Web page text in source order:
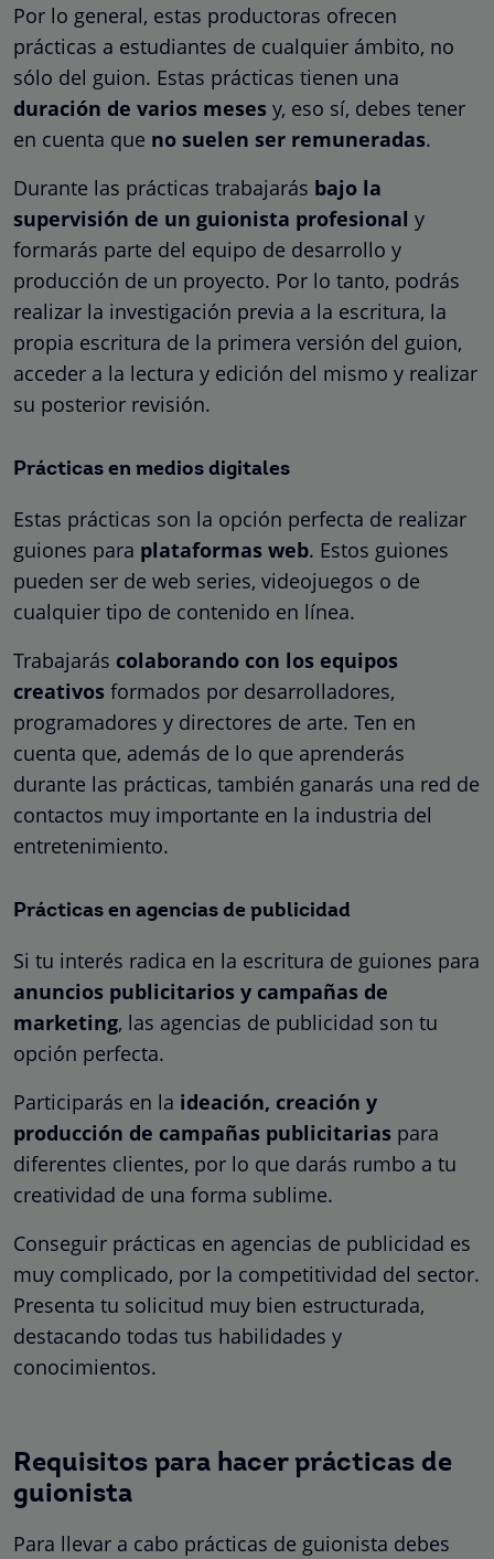
Por lo general, estas productoras ofrecen
prácticas a estudiantes de cualquier ámbito, no
sólo del guion. Estas prácticas tienen una
duración de varios meses y, eso sí, debes tener
en cuenta que no suelen ser remuneradas.
Durante las prácticas trabajarás bajo la
supervisión de un guionista profesional y
formarás parte del equipo de desarrollo y
producción de un proyecto. Por lo tanto, podrás
realizar la investigación previa a la escritura, la
propia escritura de la primera versión del guion,
acceder a la lectura y edición del mismo y realizar
su posterior revisión.
Prácticas en medios digitales
Estas prácticas son la opción perfecta de realizar
guiones para plataformas web. Estos guiones
pueden ser de web series, videojuegos o de
cualquier tipo de contenido en línea.
Trabajarás colaborando con los equipos
creativos formados por desarrolladores,
programadores y directores de arte. Ten en
cuenta que, además de lo que aprenderás
durante las prácticas, también ganarás una red de
contactos muy importante en la industria del
entretenimiento.
Prácticas en agencias de publicidad
Si tu interés radica en la escritura de guiones para
anuncios publicitarios y campañas de
marketing, las agencias de publicidad son tu
opción perfecta.
Participarás en la ideación, creación y
producción de campañas publicitarias para
diferentes clientes, por lo que darás rumbo a tu
creatividad de una forma sublime.
Conseguir prácticas en agencias de publicidad es
muy complicado, por la competitividad del sector.
Presenta tu solicitud muy bien estructurada,
destacando todas tus habilidades y
conocimientos.
Requisitos para hacer prácticas de
guionista
Para llevar a cabo prácticas de guionista debes